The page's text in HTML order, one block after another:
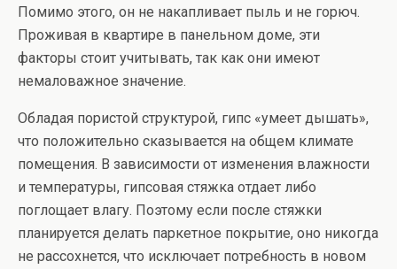
Помимо этого, он не накапливает пыль и не горюч.
Проживая в квартире в панельном доме, эти
факторы стоит учитывать, так как они имеют
немаловажное значение.
Обладая пористой структурой, гипс «умеет дышать»,
что положительно сказывается на общем климате
помещения. В зависимости от изменения влажности
и температуры, гипсовая стяжка отдает либо
поглощает влагу. Поэтому если после стяжки
планируется делать паркетное покрытие, оно никогда
не рассохнется, что исключает потребность в новом